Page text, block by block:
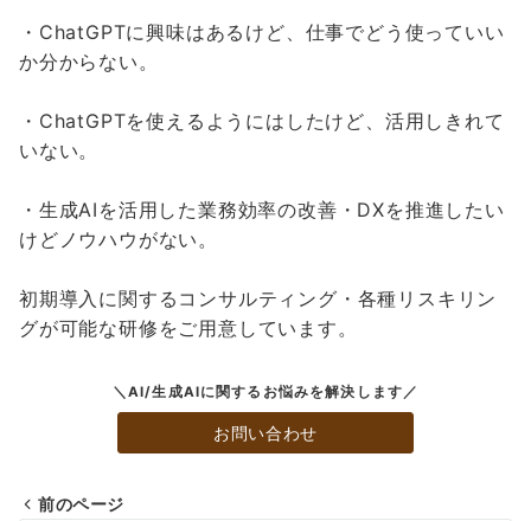
・ChatGPTに興味はあるけど、仕事でどう使っていい
か分からない。
・ChatGPTを使えるようにはしたけど、活用しきれて
いない。
・生成AIを活用した業務効率の改善・DXを推進したい
けどノウハウがない。
初期導入に関するコンサルティング・各種リスキリン
グが可能な研修をご用意しています。
＼AI/生成AIに関するお悩みを解決します／
お問い合わせ
前のページ